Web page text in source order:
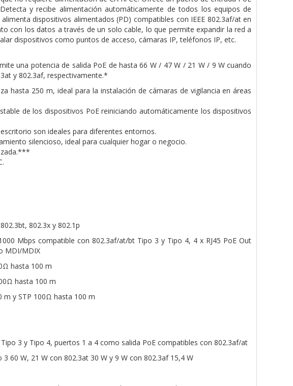
y recibe alimentación automáticamente de todos los equipos de
dispositivos alimentados (PD) compatibles con IEEE 802.3af/at en
con los datos a través de un solo cable, lo que permite expandir la red a
dispositivos como puntos de acceso, cámaras IP, teléfonos IP, etc.
una potencia de salida PoE de hasta 66 W / 47 W / 21 W / 9 W cuando
y 802.3af, respectivamente.*
hasta 250 m, ideal para la instalación de cámaras de vigilancia en áreas
de los dispositivos PoE reiniciando automáticamente los dispositivos
son ideales para diferentes entornos.
silencioso, ideal para cualquier hogar o negocio.
802.3x y 802.1p
Mbps compatible con 802.3af/at/bt Tipo 3 y Tipo 4, 4 x RJ45 PoE Out
MDI/MDIX
hasta 100 m
hasta 100 m
m y STP 100Ω hasta 100 m
3 y Tipo 4, puertos 1 a 4 como salida PoE compatibles con 802.3af/at
60 W, 21 W con 802.3at 30 W y 9 W con 802.3af 15,4 W